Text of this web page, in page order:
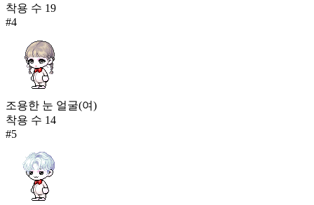
착용 수 19
#4
조용한 눈 얼굴(여)
착용 수 14
#5